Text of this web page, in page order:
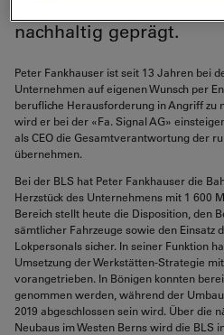
nachhaltig geprägt.
Peter Fankhauser ist seit 13 Jahren bei
Unternehmen auf eigenen Wunsch per
berufliche Herausforderung in Angriff zu
wird er bei der «Fa. Signal AG»
als CEO die Gesamtverantwortung der
übernehmen.
Bei der BLS hat Peter Fankhauser die
Herzstück des Unternehmens mit 1 600
Bereich stellt heute die Disposition, den
sämtlicher Fahrzeuge sowie den Einsatz
Lokpersonals sicher. In seiner Funktion
Umsetzung der Werkstätten-Strategie
vorangetrieben. In Bönigen konnten
genommen werden, während der
2019 abgeschlossen sein wird. Über die
Neubaus im Westen Berns wird die BLS